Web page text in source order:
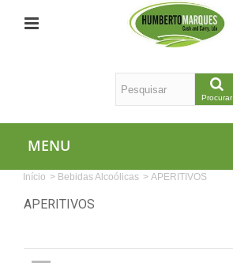
Procurar
MENU
Início > Bebidas Alcoólicas > APERITIVOS
APERITIVOS